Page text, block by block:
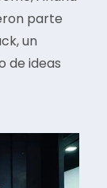
parte
un
de ideas